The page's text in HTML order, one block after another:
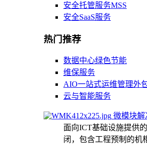
安全托管服务MSS
安全SaaS服务
热门推荐
数据中心绿色节能
维保服务
AIO一站式运维管理外
云与智能服务
微模块解
面向ICT基础设施提供
闭，包含工程预制的机